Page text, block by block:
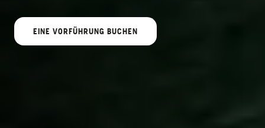
EINE VORFÜHRUNG BUCHEN